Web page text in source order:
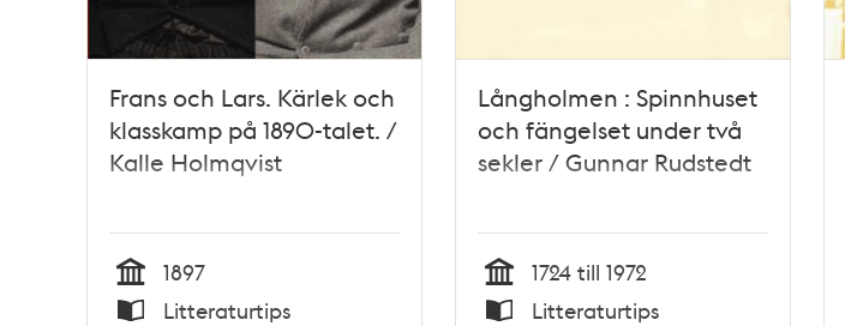
Frans och Lars. Kärlek och
klasskamp på 1890-talet. /
Kalle Holmqvist
Tid
1897
Litteraturtips
Långholmen : Spinnhuset
och fängelset under två
sekler / Gunnar Rudstedt
Tid
1724 till 1972
Litteraturtips